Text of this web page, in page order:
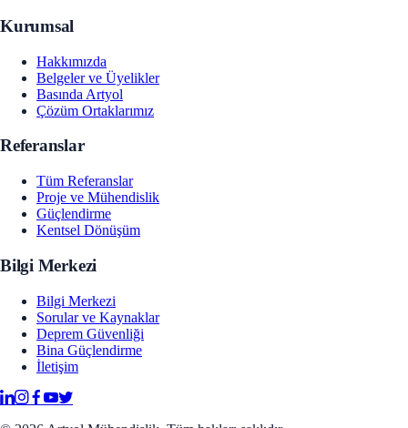
Kurumsal
Hakkımızda
Belgeler ve Üyelikler
Basında Artyol
Çözüm Ortaklarımız
Referanslar
Tüm Referanslar
Proje ve Mühendislik
Güçlendirme
Kentsel Dönüşüm
Bilgi Merkezi
Bilgi Merkezi
Sorular ve Kaynaklar
Deprem Güvenliği
Bina Güçlendirme
İletişim